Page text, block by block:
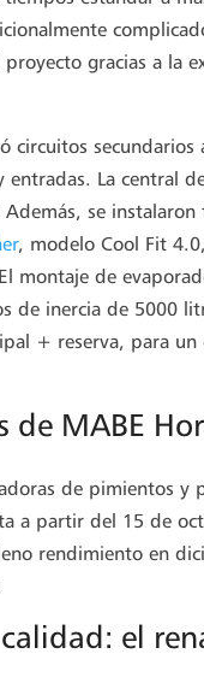
gracias a la
circuitos
entradas. La central
se
, modelo Cool Fit
montaje de
de inercia de 5000
+ reserva, para
de MABE
de pimientos y
a partir del 15 de
rendimiento en
el